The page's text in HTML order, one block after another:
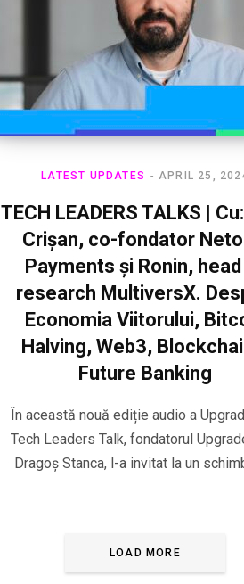
LATEST UPDATES APRIL 25,
TECH LEADERS TALKS |
Crișan, co-fondator
Payments și Ronin,
research MultiversX.
Economia Viitorului,
Halving, Web3,
Future Banking
În această nouă ediție audio a
Tech Leaders Talk, fondatorul
Dragoș Stanca, l-a invitat la un
LOAD MORE